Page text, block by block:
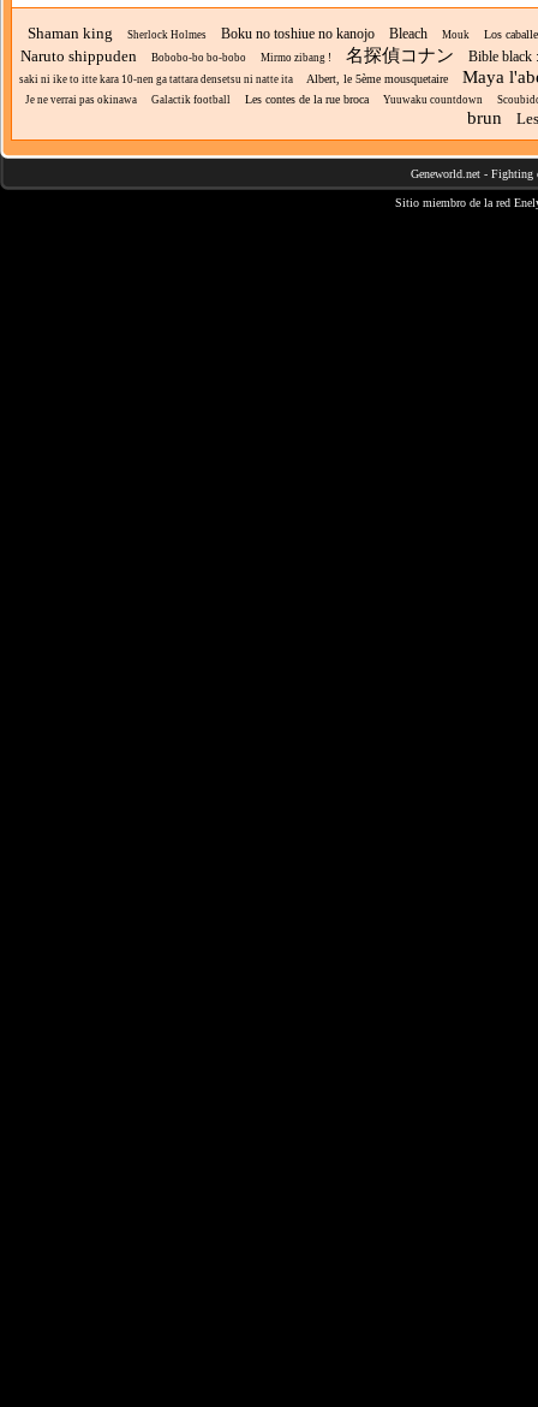
Shaman king Sherlock Holmes Boku no toshiue no kanojo Bleach Mouk Los
Naruto shippuden Bobobo-bo bo-bobo Mirmo zibang ! 名探偵コナン Bible black
saki ni ike to itte kara 10-nen ga tattara densetsu ni natte ita Albert, le 5ème mousquetaire Maya
Je ne verrai pas okinawa Galactik football Les contes de la rue broca Yuuwaku countdown
brun
Geneworld.net - Fighting
Sitio miembro de la red